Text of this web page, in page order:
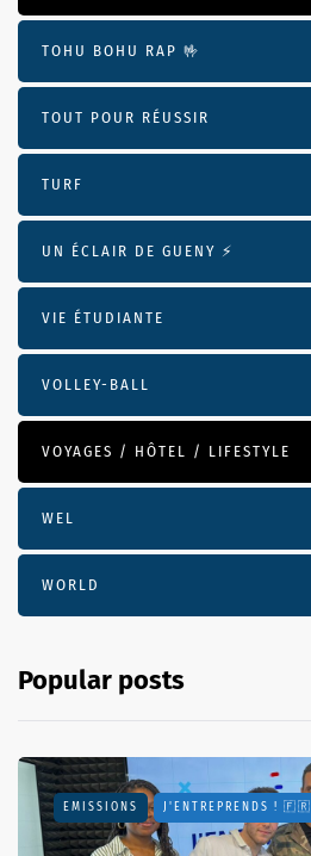
TOHU BOHU RAP 🤟
TOUT POUR RÉUSSIR
TURF
UN ÉCLAIR DE GUENY ⚡️
VIE ÉTUDIANTE
VOLLEY-BALL
VOYAGES / HÔTEL / LIFESTYLE
WEL
WORLD
Popular posts
EMISSIONS J'ENTREPRENDS ! 🇫🇷